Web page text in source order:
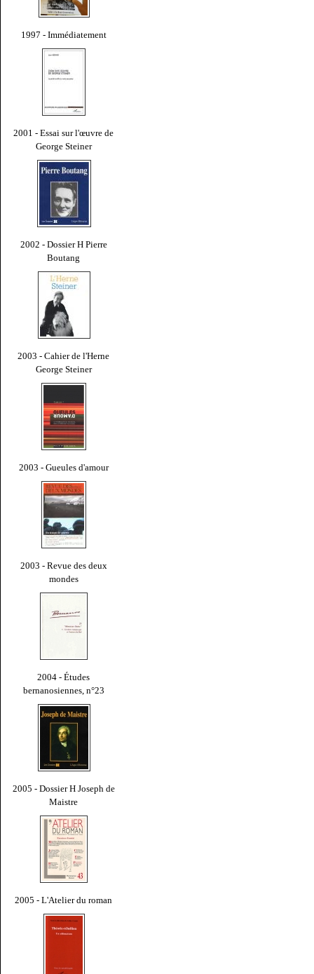
1997 - Immédiatement
2001 - Essai sur l'œuvre de
George Steiner
2002 - Dossier H Pierre
Boutang
2003 - Cahier de l'Herne
George Steiner
2003 - Gueules d'amour
2003 - Revue des deux
mondes
2004 - Études
bernanosiennes, n°23
2005 - Dossier H Joseph de
Maistre
2005 - L'Atelier du roman